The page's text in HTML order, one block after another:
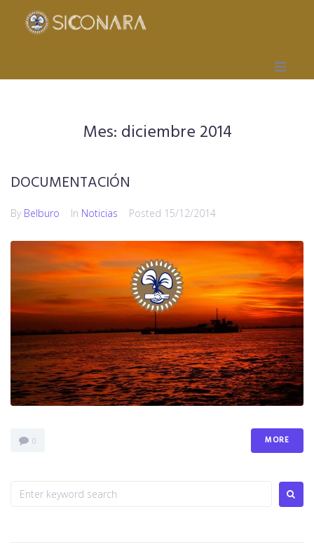
Mutual
Capacitación
Seccionales
Noticias
Contacto
Mes: diciembre 2014
DOCUMENTACIÓN
By Belburo In Noticias Posted 15/12/2014
0 MORE